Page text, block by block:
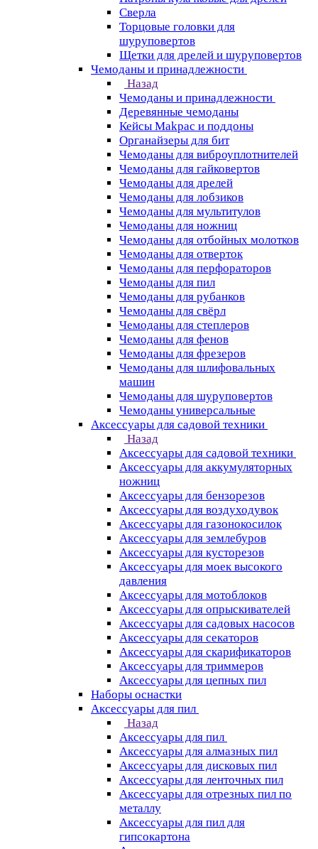
Сверла
Торцовые головки для
шуруповертов
Щетки для дрелей и шуруповертов
Чемоданы и принадлежности
Назад
Чемоданы и принадлежности
Деревянные чемоданы
Кейсы Makpac и поддоны
Органайзеры для бит
Чемоданы для виброуплотнителей
Чемоданы для гайковертов
Чемоданы для дрелей
Чемоданы для лобзиков
Чемоданы для мультитулов
Чемоданы для ножниц
Чемоданы для отбойных молотков
Чемоданы для отверток
Чемоданы для перфораторов
Чемоданы для пил
Чемоданы для рубанков
Чемоданы для свёрл
Чемоданы для степлеров
Чемоданы для фенов
Чемоданы для фрезеров
Чемоданы для шлифовальных
машин
Чемоданы для шуруповертов
Чемоданы универсальные
Аксессуары для садовой техники
Назад
Аксессуары для садовой техники
Аксессуары для аккумуляторных
ножниц
Аксессуары для бензорезов
Аксессуары для воздуходувок
Аксессуары для газонокосилок
Аксессуары для землебуров
Аксессуары для кусторезов
Аксессуары для моек высокого
давления
Аксессуары для мотоблоков
Аксессуары для опрыскивателей
Аксессуары для садовых насосов
Аксессуары для секаторов
Аксессуары для скарификаторов
Аксессуары для триммеров
Аксессуары для цепных пил
Наборы оснастки
Аксессуары для пил
Назад
Аксессуары для пил
Аксессуары для алмазных пил
Аксессуары для дисковых пил
Аксессуары для ленточных пил
Аксессуары для отрезных пил по
металлу
Аксессуары для пил для
гипсокартона